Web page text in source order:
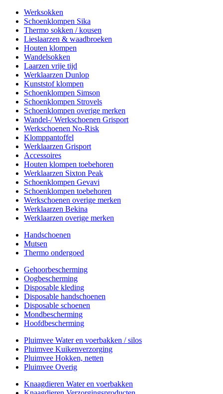
Werksokken
Schoenklompen Sika
Thermo sokken / kousen
Lieslaarzen & waadbroeken
Houten klompen
Wandelsokken
Laarzen vrije tijd
Werklaarzen Dunlop
Kunststof klompen
Schoenklompen Simson
Schoenklompen Strovels
Schoenklompen overige merken
Wandel-/ Werkschoenen Grisport
Werkschoenen No-Risk
Klomppantoffel
Werklaarzen Grisport
Accessoires
Houten klompen toebehoren
Werklaarzen Sixton Peak
Schoenklompen Gevavi
Schoenklompen toebehoren
Werkschoenen overige merken
Werklaarzen Bekina
Werklaarzen overige merken
Handschoenen
Mutsen
Thermo ondergoed
Gehoorbescherming
Oogbescherming
Disposable kleding
Disposable handschoenen
Disposable schoenen
Mondbescherming
Hoofdbescherming
Pluimvee Water en voerbakken / silos
Pluimvee Kuikenverzorging
Pluimvee Hokken, netten
Pluimvee Overig
Knaagdieren Water en voerbakken